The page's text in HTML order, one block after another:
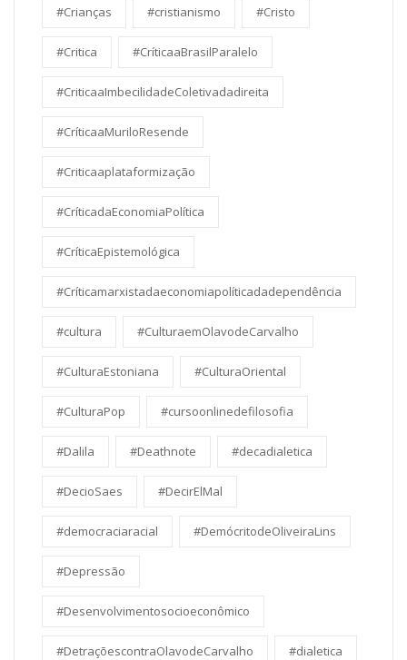
#Crianças #cristianismo #Cristo
#Critica #CríticaaBrasilParalelo
#CriticaaImbecilidadeColetivadadireita
#CríticaaMuriloResende
#Criticaaplataformização
#CríticadaEconomiaPolítica
#CríticaEpistemológica
#Críticamarxistadaeconomiapolíticadadependência
#cultura #CulturaemOlavodeCarvalho
#CulturaEstoniana #CulturaOriental
#CulturaPop #cursoonlinedefilosofia
#Dalila #Deathnote #decadialetica
#DecioSaes #DecirElMal
#democraciaracial #DemócritodeOliveiraLins
#Depressão
#Desenvolvimentosocioeconômico
#DetraçõescontraOlavodeCarvalho #dialetica